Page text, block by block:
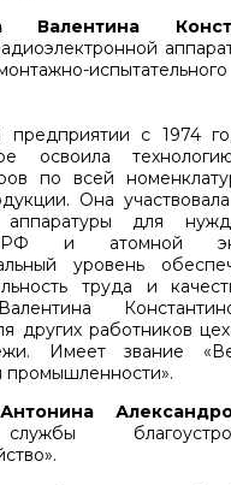
Валентина
предприятии с 1974
освоила
по всей
Она
аппаратуры для
и атомной
уровень
труда и
других работников
Имеет звание
промышленности».